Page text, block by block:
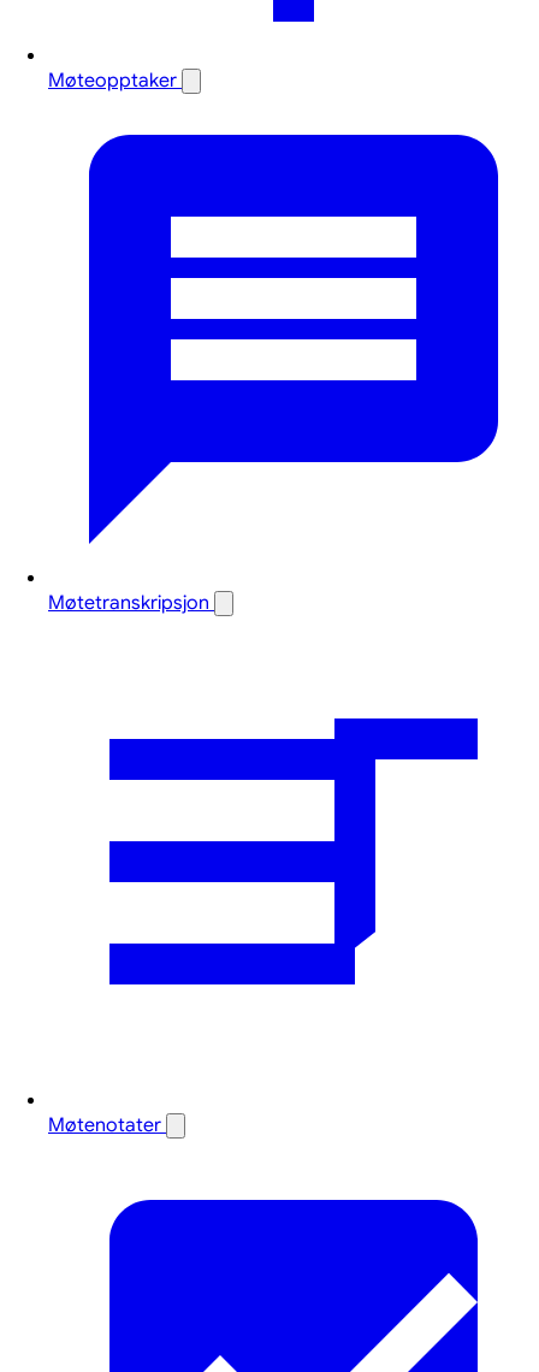
Møteopptaker
Møtetranskripsjon
Møtenotater